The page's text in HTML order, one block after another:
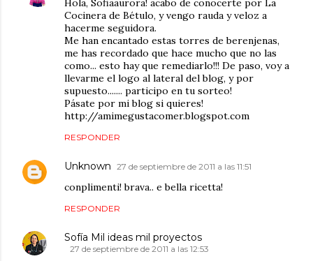
Hola, Sofiaaurora! acabo de conocerte por La
Cocinera de Bétulo, y vengo rauda y veloz a
hacerme seguidora.
Me han encantado estas torres de berenjenas,
me has recordado que hace mucho que no las
como... esto hay que remediarlo!!! De paso, voy a
llevarme el logo al lateral del blog, y por
supuesto....... participo en tu sorteo!
Pásate por mi blog si quieres!
http://amimegustacomer.blogspot.com
RESPONDER
Unknown 27 de septiembre de 2011 a las 11:51
conplimenti! brava.. e bella ricetta!
RESPONDER
Sofía Mil ideas mil proyectos
27 de septiembre de 2011 a las 12:53